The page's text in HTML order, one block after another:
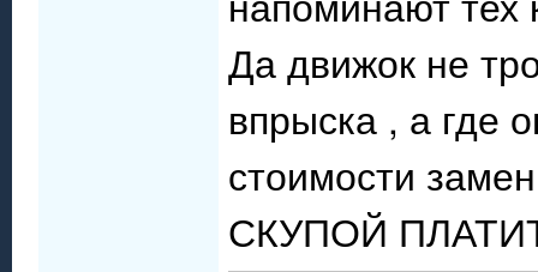
Да движок не
впрыска , а где
стоимости
СКУПОЙ